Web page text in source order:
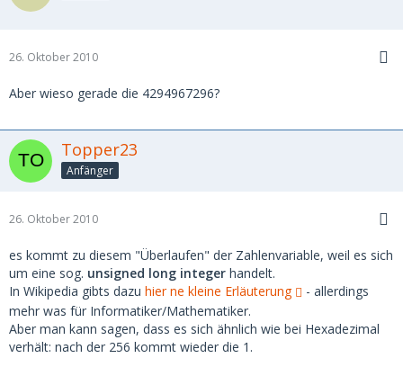
26. Oktober 2010
Aber wieso gerade die 4294967296?
Topper23
Anfänger
26. Oktober 2010
es kommt zu diesem "Überlaufen" der Zahlenvariable, weil es sich
um eine sog. unsigned long integer handelt.
In Wikipedia gibts dazu hier ne kleine Erläuterung
- allerdings
mehr was für Informatiker/Mathematiker.
Aber man kann sagen, dass es sich ähnlich wie bei Hexadezimal
verhält: nach der 256 kommt wieder die 1.